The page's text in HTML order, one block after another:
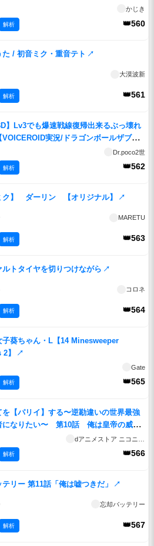
かじき
👑560
解析
た / 初音ミク・重音テト ↗
大漠波新
👑561
解析
】Lv3でも爆速戦線復帰出来るぶっ壊れ
VOICEROID実況/ドラゴンボールザブレ
Dr.poco2世
👑562
解析
ク】 ダーリン 【オリジナル】 ↗
MARETU
👑563
解析
ルトタイヤを切りつけながら ↗
コロネ
👑564
解析
子葵ちゃん・L【14 Minesweeper
】
↗
Gate
👑565
解析
を【パリイ】する〜逆勘違いの世界最強
になりたい〜 第10話 俺は皇帝の威を
👑566
解析
リー 第11話「俺は嘘つきだ」 ↗
忘却バッテリー
👑567
解析